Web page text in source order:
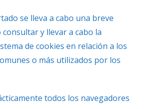
se lleva a cabo una breve
y llevar a cabo la
de cookies en relación a los
o más utilizados por los
todos los navegadores